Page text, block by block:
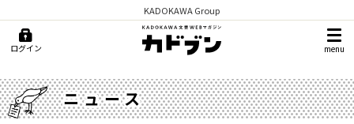
KADOKAWA Group
ログイン menu
ニュース